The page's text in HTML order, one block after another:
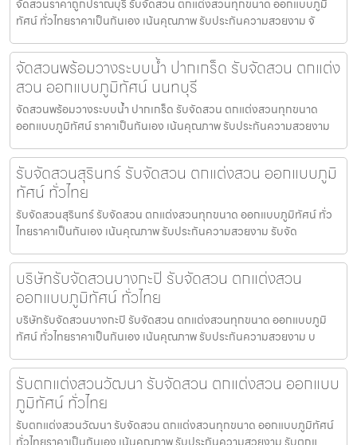
จัดสวนราคาถูกปราณบุรี รับจัดสวน ตกแต่งสวนทุกขนาด ออกแบบภูมิ
ทัศน์ ทั่วไทยราคาเป็นกันเอง เน้นคุณภาพ รับประกันความสวยงาม จั
จัดสวนพร้อมวางระบบน้ำ ปากเกร็ด รับจัดสวน ตกแต่ง
สวน ออกแบบภูมิทัศน์ นนทบุรี
จัดสวนพร้อมวางระบบน้ำ ปากเกร็ด รับจัดสวน ตกแต่งสวนทุกขนาด
ออกแบบภูมิทัศน์ ราคาเป็นกันเอง เน้นคุณภาพ รับประกันความสวยงาม
รับจัดสวนสุรินทร์ รับจัดสวน ตกแต่งสวน ออกแบบภูมิ
ทัศน์ ทั่วไทย
รับจัดสวนสุรินทร์ รับจัดสวน ตกแต่งสวนทุกขนาด ออกแบบภูมิทัศน์ ทั่ว
ไทยราคาเป็นกันเอง เน้นคุณภาพ รับประกันความสวยงาม รับจัด
บริษัทรับจัดสวนบางกะปิ รับจัดสวน ตกแต่งสวน
ออกแบบภูมิทัศน์ ทั่วไทย
บริษัทรับจัดสวนบางกะปิ รับจัดสวน ตกแต่งสวนทุกขนาด ออกแบบภูมิ
ทัศน์ ทั่วไทยราคาเป็นกันเอง เน้นคุณภาพ รับประกันความสวยงาม บ
รับตกแต่งสวนวัฒนา รับจัดสวน ตกแต่งสวน ออกแบบ
ภูมิทัศน์ ทั่วไทย
รับตกแต่งสวนวัฒนา รับจัดสวน ตกแต่งสวนทุกขนาด ออกแบบภูมิทัศน์